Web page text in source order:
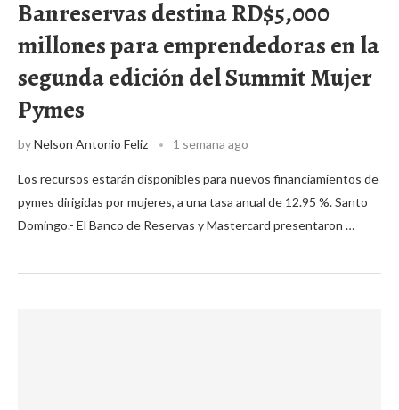
Banreservas destina RD$5,000
millones para emprendedoras en la
segunda edición del Summit Mujer
Pymes
byNelson Antonio Feliz 1 semana ago
Los recursos estarán disponibles para nuevos financiamientos de
pymes dirigidas por mujeres, a una tasa anual de 12.95 %. Santo
Domingo.- El Banco de Reservas y Mastercard presentaron …